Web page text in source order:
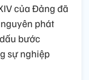
của Đảng đã
phát
bước
sự nghiệp